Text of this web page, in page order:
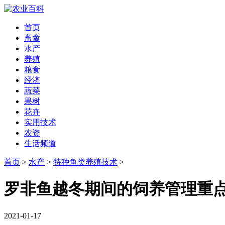
首页
畜禽
水产
养殖
粮食
经济
蔬菜
果树
花卉
实用技术
农资
生活频道
首页 > 水产 > 特种鱼类养殖技术 >
罗非鱼越冬期间的饲养管理重
2021-01-17